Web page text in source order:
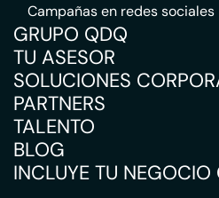
Campañas en redes sociales
GRUPO QDQ
TU ASESOR
SOLUCIONES
PARTNERS
TALENTO
BLOG
INCLUYE TU NEGOCIO